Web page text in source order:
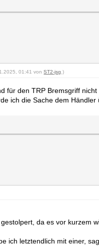
01:41 vonST2-jsg .)
für den TRP Bremsgriff
ich die Sache dem
da es vor kurzem
ich letztendlich mit einer,